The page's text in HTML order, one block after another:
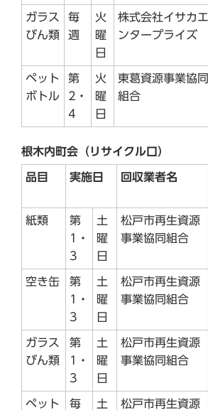
ガラス
びん類
毎
週
火
曜
日
株式会社イサカエ
ンタープライズ
ペット
ボトル
第
2・
4
火
曜
日
東葛資源事業協同
組合
根木内町会（リサイクル口）
品目 実施日 回収業者名
紙類
第
1・
3
土
曜
日
松戸市再生資源
事業協同組合
空き缶
第
1・
3
土
曜
日
松戸市再生資源
事業協同組合
ガラス
びん類
第
1・
3
土
曜
日
松戸市再生資源
事業協同組合
ペット
毎
土
松戸市再生資源